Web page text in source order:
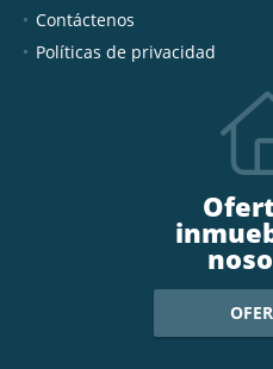
Contáctenos
Políticas de privacidad